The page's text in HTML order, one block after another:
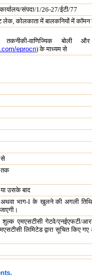
संपदा/1/26-27/ईटी/77
लेक, कोलकाता में बालकनियों में
वाणिज्यिक
eprocn) के माध्यम से
से
तक
उसके बाद
अथवा भाग-I के खुलने की अगली
शुल्क एमएसटीसी गेटवे/एनईएफटी/
लिमिटेड द्वारा सूचित किए